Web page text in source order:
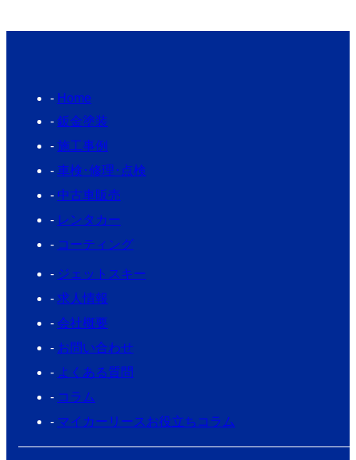
Home
鈑金塗装
施工事例
車検･修理･点検
中古車販売
レンタカー
コーティング
ジェットスキー
求人情報
会社概要
お問い合わせ
よくある質問
コラム
マイカーリースお役立ちコラム